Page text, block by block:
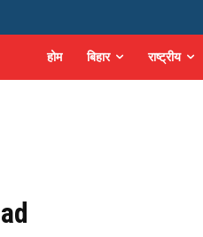
होम बिहार राष्ट्रीय